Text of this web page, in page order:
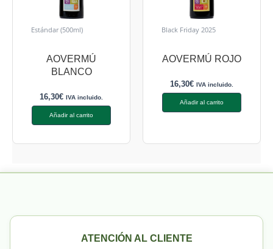
Estándar (500ml)
AOVERMÚ
BLANCO
16,30€ IVA incluido.
Añadir al carrito
Black Friday 2025
AOVERMÚ ROJO
16,30€ IVA incluido.
Añadir al carrito
ATENCIÓN AL CLIENTE